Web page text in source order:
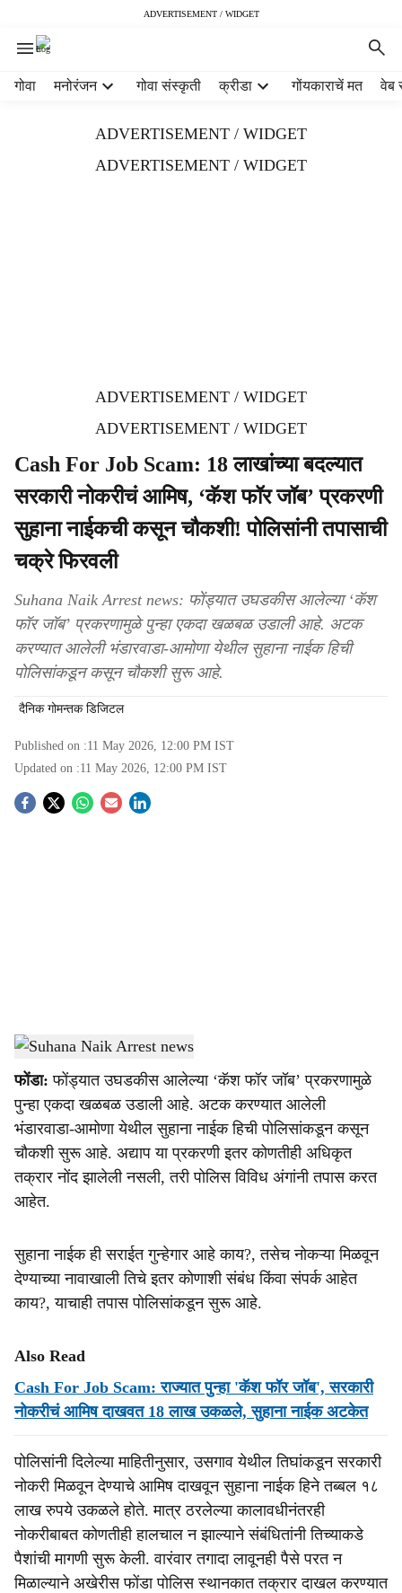
ADVERTISEMENT / WIDGET
गोवा मनोरंजन गोवा संस्कृती क्रीडा गोंयकाराचें मत वेब
ADVERTISEMENT / WIDGET
ADVERTISEMENT / WIDGET
ADVERTISEMENT / WIDGET
ADVERTISEMENT / WIDGET
Cash For Job Scam: 18 लाखांच्या बदल्यात
सरकारी नोकरीचं आमिष, ‘कॅश फॉर जॉब’ प्रकरणी
सुहाना नाईकची कसून चौकशी! पोलिसांनी तपासाची
चक्रे फिरवली
Suhana Naik Arrest news: फोंड्यात उघडकीस आलेल्या ‘कॅश
फॉर जॉब’ प्रकरणामुळे पुन्हा एकदा खळबळ उडाली आहे. अटक
करण्यात आलेली भंडारवाडा-आमोणा येथील सुहाना नाईक हिची
पोलिसांकडून कसून चौकशी सुरू आहे.
दैनिक गोमन्तक डिजिटल
Published on :11 May 2026, 12:00 PM IST
Updated on :11 May 2026, 12:00 PM IST
S
a
r
e
Suhana Naik- Dainik Gomantak
फोंडा: फोंड्यात उघडकीस आलेल्या ‘कॅश फॉर जॉब’ प्रकरणामुळे
पुन्हा एकदा खळबळ उडाली आहे. अटक करण्यात आलेली
भंडारवाडा-आमोणा येथील सुहाना नाईक हिची पोलिसांकडून कसून
चौकशी सुरू आहे. अद्याप या प्रकरणी इतर कोणतीही अधिकृत
तक्रार नोंद झालेली नसली, तरी पोलिस विविध अंगांनी तपास करत
आहेत.
सुहाना नाईक ही सराईत गुन्हेगार आहे काय?, तसेच नोकऱ्या मिळवून
देण्याच्या नावाखाली तिचे इतर कोणाशी संबंध किंवा संपर्क आहेत
काय?, याचाही तपास पोलिसांकडून सुरू आहे.
Also Read
Cash For Job Scam: राज्यात पुन्‍हा 'कॅश फॉर जॉब', सरकारी
नोकरीचं आमिष दाखवत 18 लाख उकळले, सुहाना नाईक अटकेत
पोलिसांनी दिलेल्या माहितीनुसार, उसगाव येथील तिघांकडून सरकारी
नोकरी मिळवून देण्याचे आमिष दाखवून सुहाना नाईक हिने तब्बल १८
लाख रुपये उकळले होते. मात्र ठरलेल्या कालावधीनंतरही
नोकरीबाबत कोणतीही हालचाल न झाल्याने संबंधितांनी तिच्याकडे
पैशांची मागणी सुरू केली. वारंवार तगादा लावूनही पैसे परत न
मिळाल्याने अखेरीस फोंडा पोलिस स्थानकात तक्रार दाखल करण्यात